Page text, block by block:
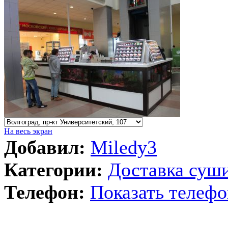
На весь экран
Добавил: Miledy3
Категории: Доставка
Телефон: Показать